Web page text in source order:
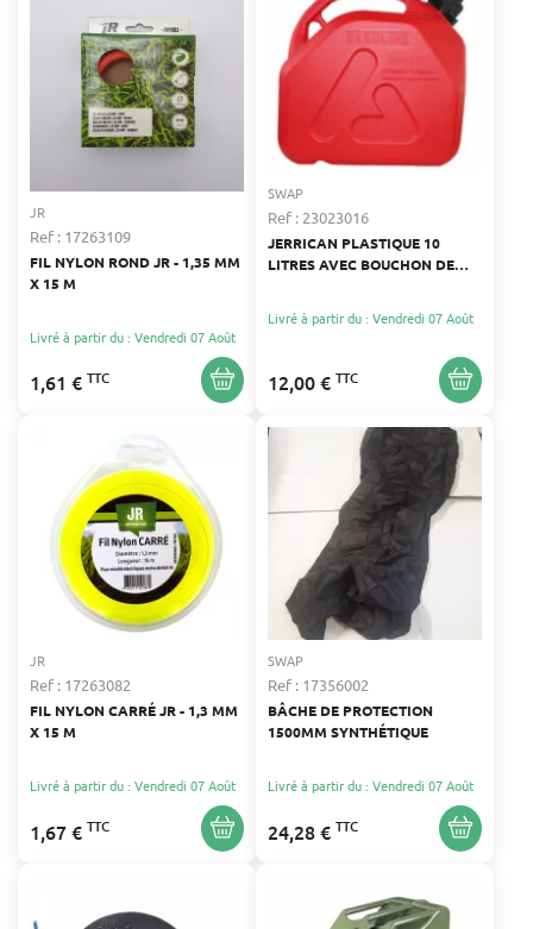
JR
Ref : 17263109
FIL NYLON ROND JR - 1,35 MM
X 15 M
Livré à partir du : Vendredi 07 Août
1,61 € TTC
SWAP
Ref : 23023016
JERRICAN PLASTIQUE 10
LITRES AVEC BOUCHON DE
Livré à partir du : Vendredi 07 Août
12,00 € TTC
JR
Ref : 17263082
FIL NYLON CARRÉ JR - 1,3 MM
X 15 M
Livré à partir du : Vendredi 07 Août
1,67 € TTC
SWAP
Ref : 17356002
BÂCHE DE PROTECTION
1500MM SYNTHÉTIQUE
Livré à partir du : Vendredi 07 Août
24,28 € TTC